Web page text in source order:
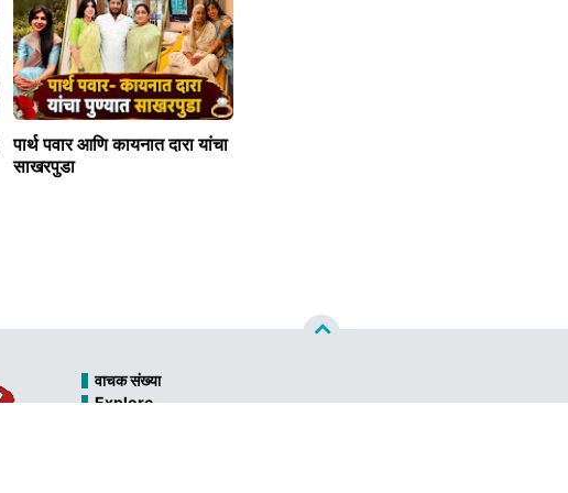
पार्थ पवार आणि कायनात दारा यांचा
साखरपुडा
वाचक संख्या
Explore